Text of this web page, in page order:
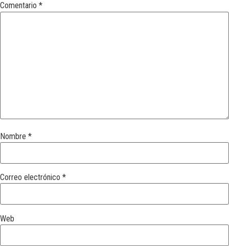
Comentario *
Nombre *
Correo electrónico *
Web